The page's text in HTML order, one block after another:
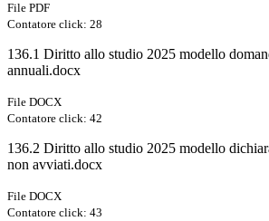
File PDF
Contatore click: 28
136.1 Diritto allo studio 2025 modello
annuali.docx
File DOCX
Contatore click: 42
136.2 Diritto allo studio 2025 modello
non avviati.docx
File DOCX
Contatore click: 43